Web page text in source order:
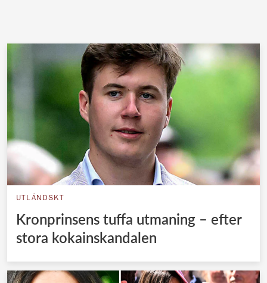
UTLÄNDSKT
Kronprinsens tuffa utmaning – efter
stora kokainskandalen